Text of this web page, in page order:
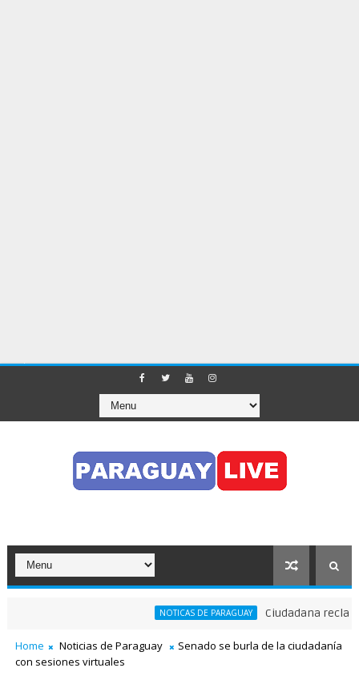
NOTICAS DE PARAGUAY Ciudadana reclama
Home Noticias de Paraguay
Senado se burla de la ciudadanía
con sesiones virtuales